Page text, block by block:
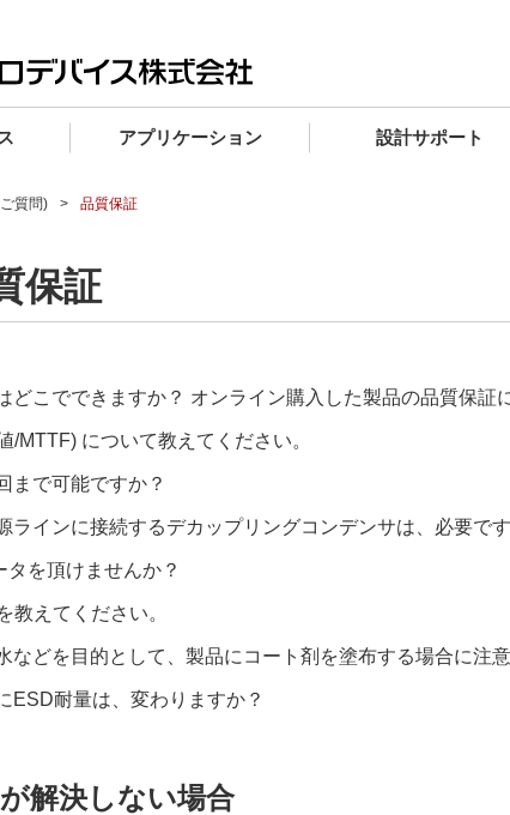
品
アプリケーション
IC
IC
設計サポート
品
わせたサポートコンテンツ
製品
品
連会社
ティ
ンス通報窓口
質問) 品質保証
保証
どこでできますか？ オンライン購入した製品の品質保証
/MTTF) について教えてください。
まで可能ですか？
ラインに接続するデカップリングコンデンサは、必要で
タを頂けませんか？
教えてください。
などを目的として、製品にコート剤を塗布する場合に注
ESD耐量は、変わりますか？
解決しない場合